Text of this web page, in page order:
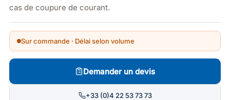
cas de coupure de courant.
Sur commande · Délai selon volume
Demander un devis
+33 (0)4 22 53 73 73